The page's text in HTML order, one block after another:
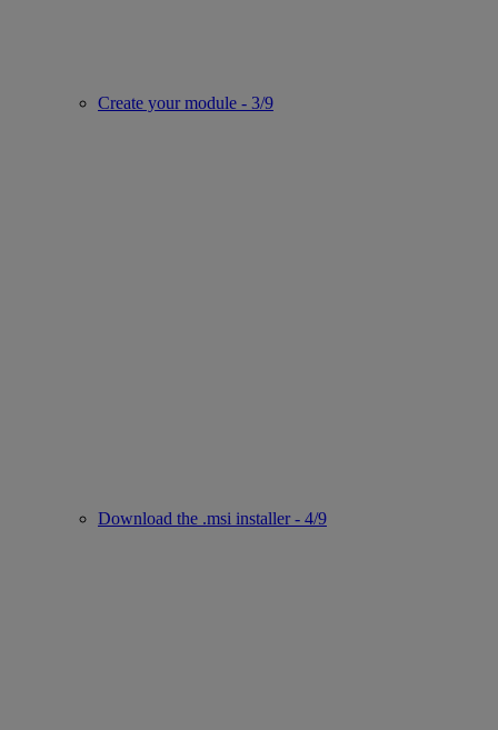
Create your module - 3/9
Download the .msi installer - 4/9